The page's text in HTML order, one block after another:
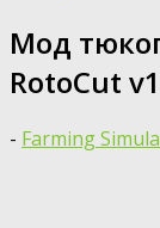
Moд
RotoCut
- Farming